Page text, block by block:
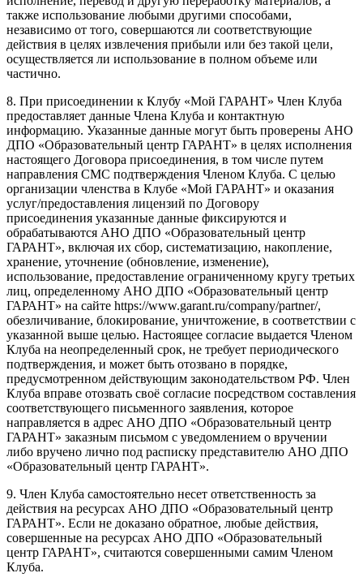
также использование любыми другими способами,
независимо от того, совершаются ли соответствующие
действия в целях извлечения прибыли или без такой цели,
осуществляется ли использование в полном объеме или
частично.
8. При присоединении к Клубу «Мой ГАРАНТ» Член Клуба
предоставляет данные Члена Клуба и контактную
информацию. Указанные данные могут быть проверены АНО
ДПО «Образовательный центр ГАРАНТ» в целях исполнения
настоящего Договора присоединения, в том числе путем
направления СМС подтверждения Членом Клуба. С целью
организации членства в Клубе «Мой ГАРАНТ» и оказания
услуг/предоставления лицензий по Договору
присоединения указанные данные фиксируются и
обрабатываются АНО ДПО «Образовательный центр
ГАРАНТ», включая их сбор, систематизацию, накопление,
хранение, уточнение (обновление, изменение),
использование, предоставление ограниченному кругу третьих
лиц, определенному АНО ДПО «Образовательный центр
ГАРАНТ» на сайте https://www.garant.ru/company/partner/,
обезличивание, блокирование, уничтожение, в соответствии с
указанной выше целью. Настоящее согласие выдается Членом
Клуба на неопределенный срок, не требует периодического
подтверждения, и может быть отозвано в порядке,
предусмотренном действующим законодательством РФ. Член
Клуба вправе отозвать своё согласие посредством составления
соответствующего письменного заявления, которое
направляется в адрес АНО ДПО «Образовательный центр
ГАРАНТ» заказным письмом с уведомлением о вручении
либо вручено лично под расписку представителю АНО ДПО
«Образовательный центр ГАРАНТ».
9. Член Клуба самостоятельно несет ответственность за
действия на ресурсах АНО ДПО «Образовательный центр
ГАРАНТ». Если не доказано обратное, любые действия,
совершенные на ресурсах АНО ДПО «Образовательный
центр ГАРАНТ», считаются совершенными самим Членом
Клуба.